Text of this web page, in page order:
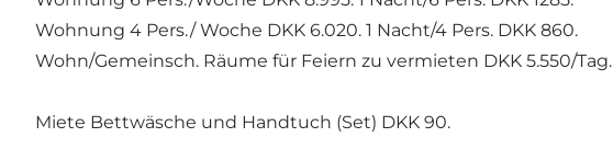
Wohnung 4 Pers./ Woche DKK 6.020. 1 Nacht/4 Pers. DKK 860.
Wohn/Gemeinsch. Räume für Feiern zu vermieten DKK 5.550/Tag.
Miete Bettwäsche und Handtuch (Set) DKK 90.